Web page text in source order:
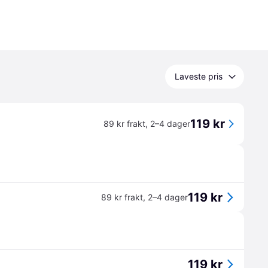
Laveste pris
89 kr frakt, 2–4 dager119 kr
89 kr frakt, 2–4 dager119 kr
119 kr